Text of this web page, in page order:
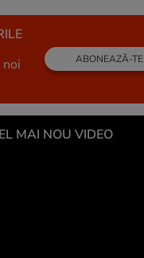
ABONEAZĂ-TE
MAI NOU VIDEO